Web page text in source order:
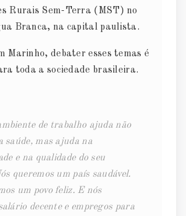
Rurais Sem-Terra (MST) no
Branca, na capital paulista.
Marinho, debater esses temas é
toda a sociedade brasileira.
de trabalho ajuda não
saúde, mas ajuda na
e na qualidade do seu
queremos um país saudável.
um povo feliz. E nós
decente e empregos para